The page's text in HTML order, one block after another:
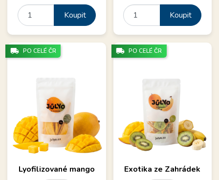
Koupit
Koupit
Lyofilizované mango
local_shipping PO CELÉ ČR
Exotika ze Zahrádek
local_shipping PO CELÉ ČR